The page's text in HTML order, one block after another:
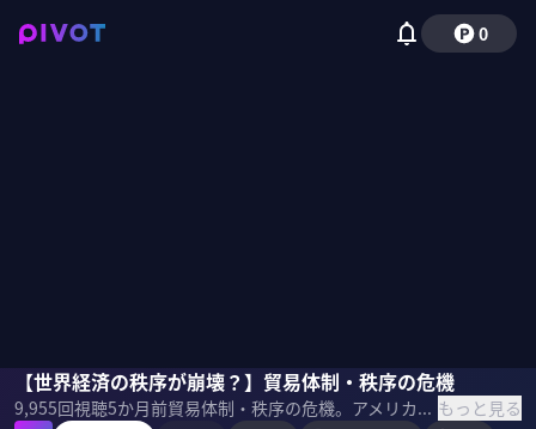
0
【世界経済の秩序が崩壊？】貿易体制・秩序の危機
9,955回視聴5か月前 貿易体制・秩序の危機。アメリカと世界の温度差とは。日本と世界の意識の違いとは。WTO体制からターンベリー体制へ。 なぜ世界経済の秩序が崩壊しつつあるのか菅原淳一氏に聞いた。 ＜ゲスト＞ 菅原淳一｜オウルズコンサルティンググループ シニアフェロー OECD日本政府代表部専門調査員、みずほリサーチ＆テクノロジーズなどを経て現職。通商政策・経済安全保障の政策分析に長年従事。WTO、EPA、TPP、RCEP等に精通。日米中関係や経済安保戦略が専門。 ＜目次＞ もっと見る
菅原淳一小手森千紗